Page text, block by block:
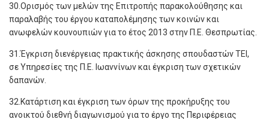
30.Ορισμός των μελών της Επιτροπής παρακολούθησης και
παραλαβής του έργου καταπολέμησης των κοινών και
ανωφελών κουνουπιών για το έτος 2013 στην Π.Ε. Θεσπρωτίας.
31.Έγκριση διενέργειας πρακτικής άσκησης σπουδαστών ΤΕΙ,
σε Υπηρεσίες της Π.Ε. Ιωαννίνων και έγκριση των σχετικών
δαπανών.
32.Κατάρτιση και έγκριση των όρων της προκήρυξης του
ανοικτού διεθνή διαγωνισμού για το έργο της Περιφέρειας